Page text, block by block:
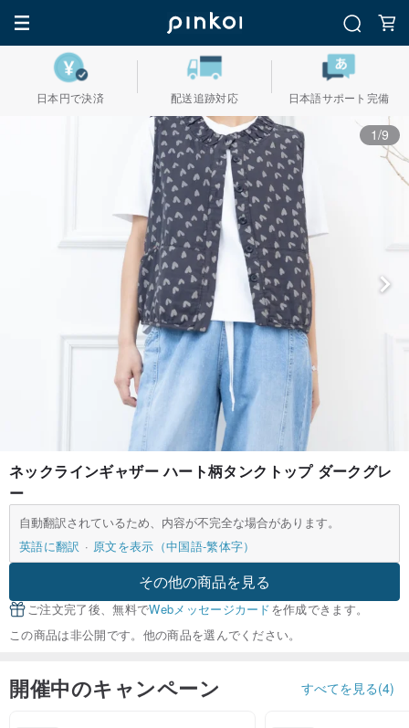
日本円で決済 配送追跡対応 日本語サポート完備
1/9
ネックラインギャザー ハート柄タンクトップ ダークグレ
ー
自動翻訳されているため、内容が不完全な場合があります。
英語に翻訳
原文を表示（中国語-繁体字）
その他の商品を見る
ご注文完了後、無料でWebメッセージカードを作成できます。
この商品は非公開です。他の商品を選んでください。
開催中のキャンペーン すべてを見る(4)